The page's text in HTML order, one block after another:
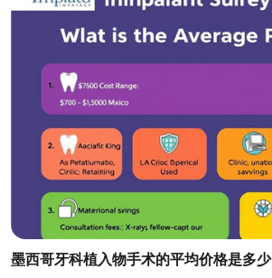
墨西哥牙科植入物手术的平均价格是多少